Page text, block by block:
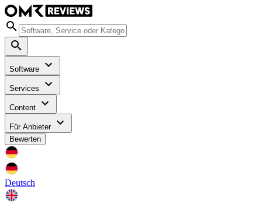
Software
Services
Content
Für Anbieter
Bewerten
Deutsch